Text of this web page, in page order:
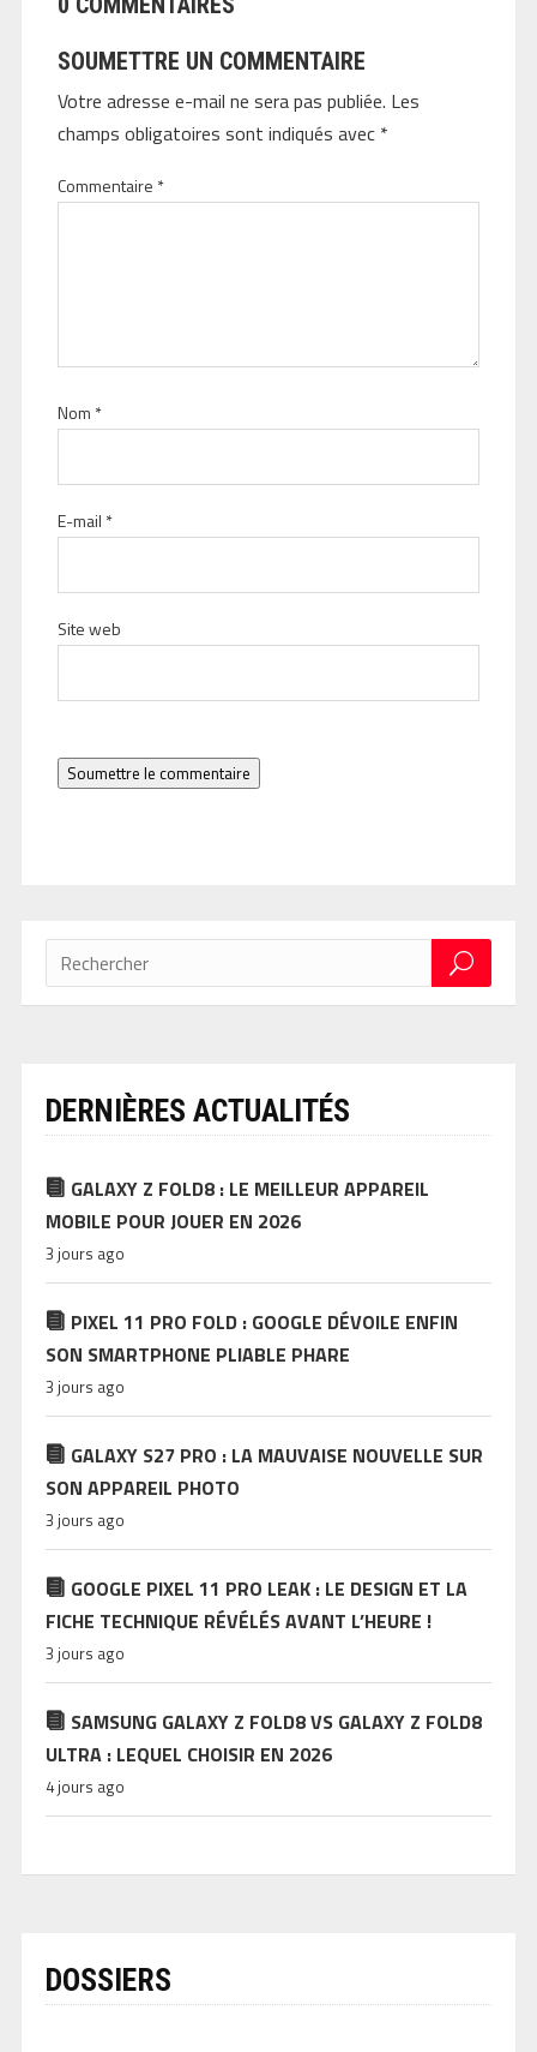
SOUMETTRE UN COMMENTAIRE
Votre adresse e-mail ne sera pas publiée. Les
champs obligatoires sont indiqués avec *
Commentaire *
Nom *
E-mail *
Site web
Soumettre le commentaire
DERNIÈRES ACTUALITÉS
GALAXY Z FOLD8 : LE MEILLEUR APPAREIL
MOBILE POUR JOUER EN 2026
3 jours ago
PIXEL 11 PRO FOLD : GOOGLE DÉVOILE ENFIN
SON SMARTPHONE PLIABLE PHARE
3 jours ago
GALAXY S27 PRO : LA MAUVAISE NOUVELLE SUR
SON APPAREIL PHOTO
3 jours ago
GOOGLE PIXEL 11 PRO LEAK : LE DESIGN ET LA
FICHE TECHNIQUE RÉVÉLÉS AVANT L’HEURE !
3 jours ago
SAMSUNG GALAXY Z FOLD8 VS GALAXY Z FOLD8
ULTRA : LEQUEL CHOISIR EN 2026
4 jours ago
DOSSIERS